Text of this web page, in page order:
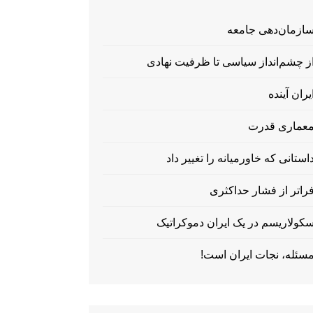
سازمان‌دهی جامعه
از چشم‌انداز سیاسی تا ظرفیت نهادی
ایران آینده
معماری قدرت
که خاورمیانه را تغییر داد
فراتر از فشار حداکثری
سکولاریسم در یک ایران دموکراتیک
مسئله، نجات ایران است!